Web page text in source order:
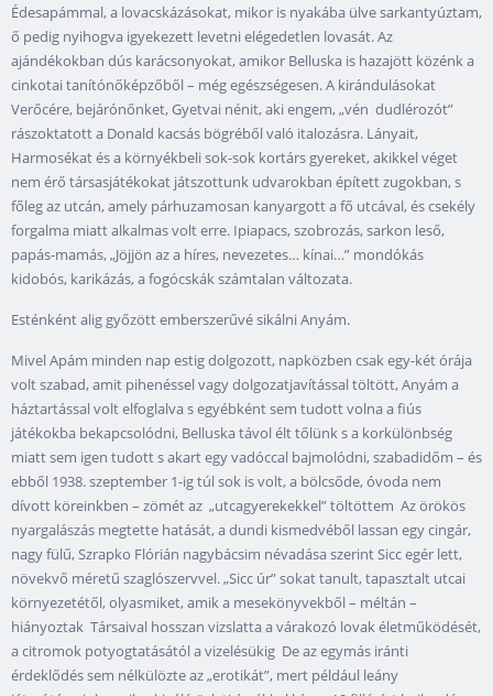
Édesapámmal, a lovacskázásokat, mikor is nyakába ülve sarkantyúztam,
ő pedig nyihogva igyekezett levetni elégedetlen lovasát. Az
ajándékokban dús karácsonyokat, amikor Belluska is hazajött közénk a
cinkotai tanítónőképzőből – még egészségesen. A kirándulásokat
Verőcére, bejárónőnket, Gyetvai nénit, aki engem, „vén dudlérozót”
rászoktatott a Donald kacsás bögréből való italozásra. Lányait,
Harmosékat és a környékbeli sok-sok kortárs gyereket, akikkel véget
nem érő társasjátékokat játszottunk udvarokban épített zugokban, s
főleg az utcán, amely párhuzamosan kanyargott a fő utcával, és csekély
forgalma miatt alkalmas volt erre. Ipiapacs, szobrozás, sarkon leső,
papás-mamás, „Jöjjön az a híres, nevezetes… kínai…” mondókás
kidobós, karikázás, a fogócskák számtalan változata.
Esténként alig győzött emberszerűvé sikálni Anyám.
Mivel Apám minden nap estig dolgozott, napközben csak egy-két órája
volt szabad, amit pihenéssel vagy dolgozatjavítással töltött, Anyám a
háztartással volt elfoglalva s egyébként sem tudott volna a fiús
játékokba bekapcsolódni, Belluska távol élt tőlünk s a korkülönbség
miatt sem igen tudott s akart egy vadóccal bajmolódni, szabadidőm – és
ebből 1938. szeptember 1-ig túl sok is volt, a bölcsőde, óvoda nem
dívott köreinkben – zömét az „utcagyerekekkel” töltöttem Az örökös
nyargalászás megtette hatását, a dundi kismedvéből lassan egy cingár,
nagy fülű, Szrapko Flórián nagybácsim névadása szerint Sicc egér lett,
növekvő méretű szaglószervvel. „Sicc úr” sokat tanult, tapasztalt utcai
környezetétől, olyasmiket, amik a mesekönyvekből – méltán –
hiányoztak Társaival hosszan vizslatta a várakozó lovak életműködését,
a citromok potyogtatásától a vizelésükig De az egymás iránti
érdeklődés sem nélkülözte az „erotikát”, mert például leány